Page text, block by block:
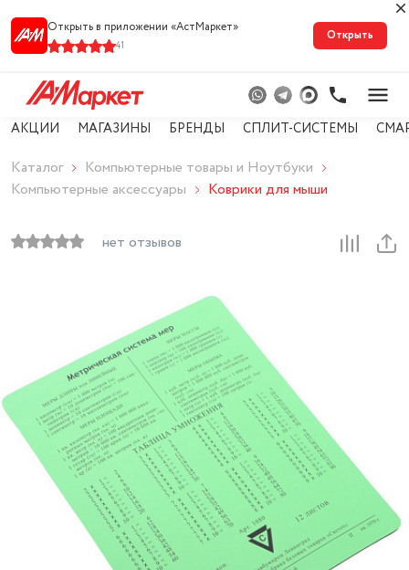
Открыть в приложении «АстМарке‪т‬»
41
Открыть
АКЦИИ МАГАЗИНЫ БРЕНДЫ СПЛИТ-СИСТЕМЫ
Каталог
Компьютерные товары и Ноутбуки
Компьютерные аксессуары
Коврики для мыши
нет отзывов